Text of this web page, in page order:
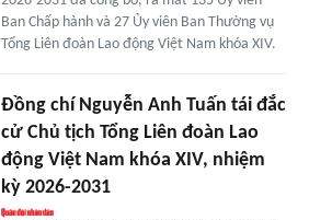
Ban Chấp hành và 27 Ủy viên Ban Thường vụ
Tổng Liên đoàn Lao động Việt Nam khóa XIV.
Đồng chí Nguyễn Anh Tuấn tái đắc
cử Chủ tịch Tổng Liên đoàn Lao
động Việt Nam khóa XIV, nhiệm
kỳ 2026-2031